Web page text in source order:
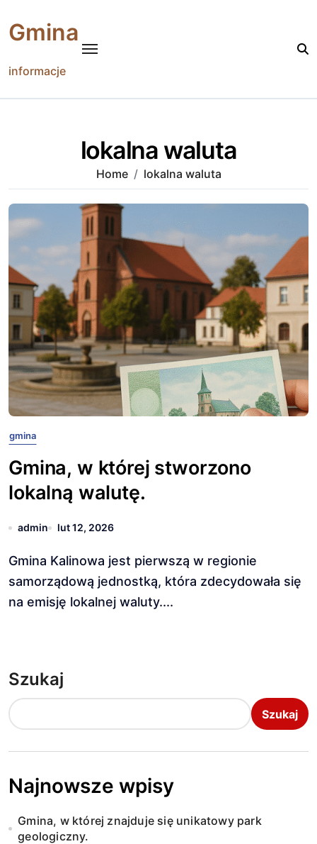
content
Gmina
informacje
lokalna waluta
Home lokalna waluta
gmina
Gmina, w której stworzono
lokalną walutę.
admin lut 12, 2026
Gmina Kalinowa jest pierwszą w regionie
samorządową jednostką, która zdecydowała się
na emisję lokalnej waluty....
Szukaj
Szukaj
Najnowsze wpisy
Gmina, w której znajduje się unikatowy park
geologiczny.